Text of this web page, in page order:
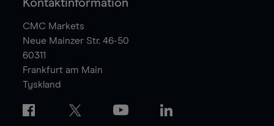
Kontaktinformation
CMC Markets
Neue Mainzer Str. 46-50
60311
Frankfurt am Main
Tyskland